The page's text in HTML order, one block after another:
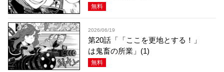
無料
2026/06/19
第20話「「ここを更地とする！」
は鬼畜の所業」(1)
無料